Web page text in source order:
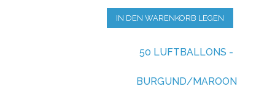
IN DEN WARENKORB LEGEN
50 LUFTBALLONS -
BURGUND/MAROON